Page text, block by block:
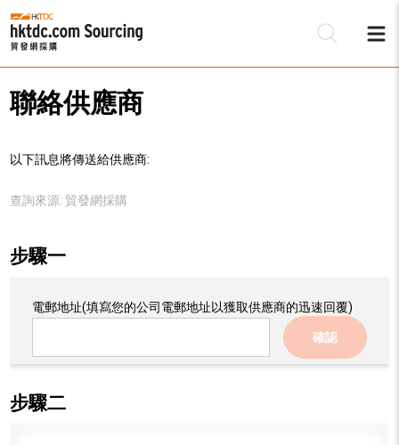
聯絡供應商
以下訊息將傳送給供應商:
查詢來源: 貿發網採購
步驟一
電郵地址(填寫您的公司電郵地址以獲取供應商的迅速回覆)
確認
步驟二